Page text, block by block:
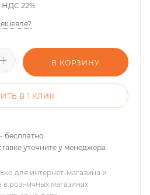
НДС 22%
В КОРЗИНУ
В 1 КЛИК
бесплатно
уточните у менеджера
для интернет-магазина и
в розничных магазинах